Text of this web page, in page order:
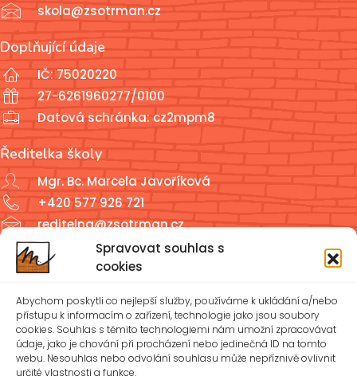
Spravovat souhlas s
cookies
Abychom poskytli co nejlepší služby, používáme k ukládání a/nebo
přístupu k informacím o zařízení, technologie jako jsou soubory
cookies. Souhlas s těmito technologiemi nám umožní zpracovávat
údaje, jako je chování při procházení nebo jedinečná ID na tomto
webu. Nesouhlas nebo odvolání souhlasu může nepříznivě ovlivnit
určité vlastnosti a funkce.
skola@zsotrman.cz
Doplňující údaje
IČ: 75020220
27-6261960277/0100
Datová schránka: cz2mpm8
Ředitelka školy
Mgr. Bc. Marcela Javoříková
+420 577 926 721
reditelna@zsotrman.cz
Školní jídelna a školní družina
ŠD: +420 577 926 720
reditelna@zsotrman.cz